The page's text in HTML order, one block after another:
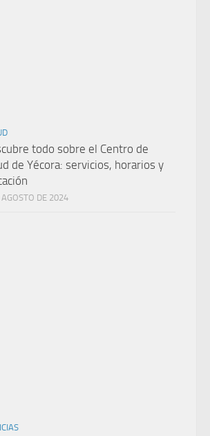
todo sobre el Centro de
de Yécora: servicios, horarios y
AGOSTO DE 2024